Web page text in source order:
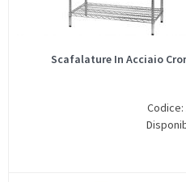
Scafalature In Acciaio
Codice: